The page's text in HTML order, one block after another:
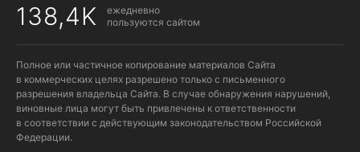
138,4K
ежедневно
пользуются сайтом
Полное или частичное копирование материалов Сайта
в коммерческих целях разрешено только с письменного
разрешения владельца Сайта. В случае обнаружения нарушений,
виновные лица могут быть привлечены к ответственности
в соответствии с действующим законодательством Российской
Федерации.